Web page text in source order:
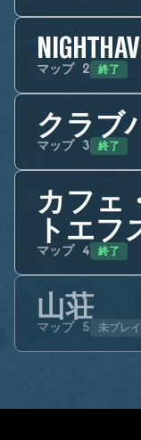
マップ 2 終了
クラブ
マップ 3 終了
カフェ
トエフ
マップ 4 終了
山荘
マップ 5 未プレイ